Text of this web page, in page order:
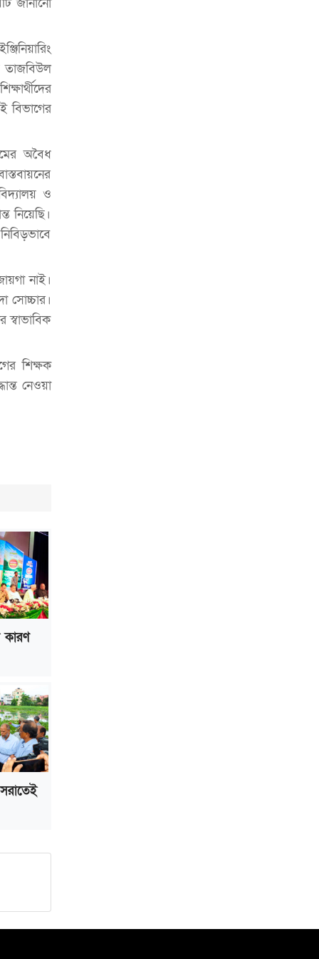
তাজবিউল
বিভাগের
অবৈধ
ও
নিয়েছি।
নাই।
সোচ্চার।
স্বাভাবিক
শিক্ষক
নেওয়া
কারণ